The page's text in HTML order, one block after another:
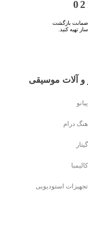
ضمانت بازگشت
و آلات موسیقی
پیانو
هنگ درام
گیتار
کالیمبا
تجهیزات استودیویی